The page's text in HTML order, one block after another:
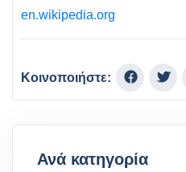
en.wikipedia.org
Κοινοποιήστε:
Ανά κατηγορία